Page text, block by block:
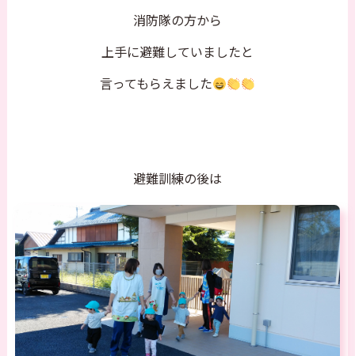
消防隊の方から
上手に避難していましたと
言ってもらえました
避難訓練の後は